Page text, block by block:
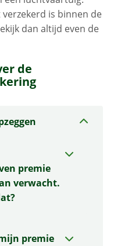
is binnen de
dan altijd even de
de
premie
verwacht.
premie